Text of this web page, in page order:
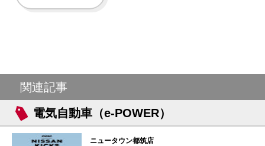
関連記事
電気自動車（e-POWER）
ニュータウン都筑店